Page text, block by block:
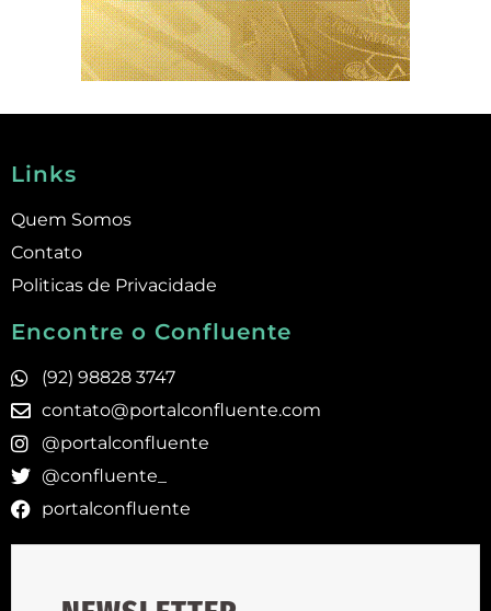
Links
Quem Somos
Contato
Politicas de Privacidade
Encontre o Confluente
(92) 98828 3747
contato@portalconfluente.com
@portalconfluente
@confluente_
portalconfluente